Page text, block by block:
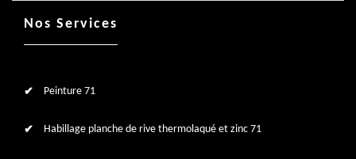
Nos Services
Peinture 71
Habillage planche de rive thermolaqué et zinc 71